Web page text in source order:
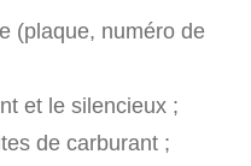
(plaque, numéro de
et le silencieux ;
de carburant ;